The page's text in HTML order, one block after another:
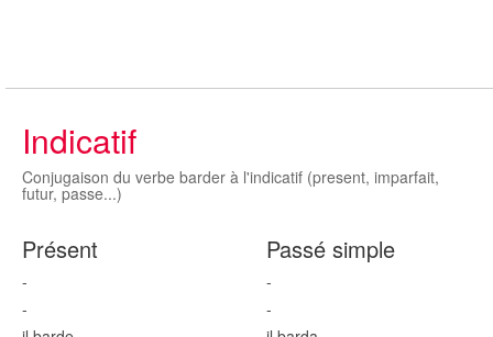
Indicatif
Conjugaison du verbe barder à l'indicatif (present, imparfait,
futur, passe...)
Présent
-
-
Passé simple
-
-